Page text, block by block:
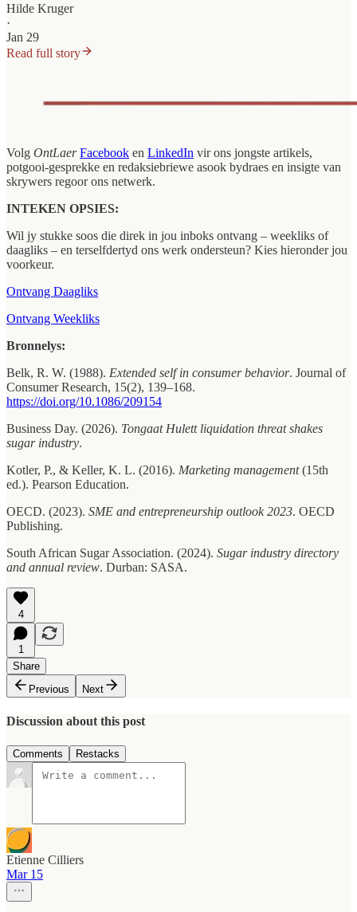
Hilde Kruger
·
Jan 29
Read full story
Volg OntLaer Facebook en LinkedIn vir ons jongste artikels,
potgooi-gesprekke en redaksiebriewe asook bydraes en insigte van
skrywers regoor ons netwerk.
INTEKEN OPSIES:
Wil jy stukke soos die direk in jou inboks ontvang – weekliks of
daagliks – en terselfdertyd ons werk ondersteun? Kies hieronder jou
voorkeur.
Ontvang Daagliks
Ontvang Weekliks
Bronnelys:
Belk, R. W. (1988). Extended self in consumer behavior. Journal of
Consumer Research, 15(2), 139–168.
https://doi.org/10.1086/209154
Business Day. (2026). Tongaat Hulett liquidation threat shakes
sugar industry.
Kotler, P., & Keller, K. L. (2016). Marketing management(15th
ed.). Pearson Education.
OECD. (2023). SME and entrepreneurship outlook 2023. OECD
Publishing.
South African Sugar Association. (2024). Sugar industry directory
and annual review. Durban: SASA.
4
1
Share
Previous
Next
Discussion about this post
Comments Restacks
Etienne Cilliers
Mar 15